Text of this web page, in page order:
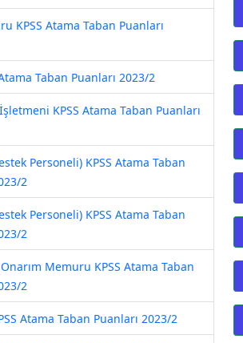
KPSS Atama Taban Puanları
Atama Taban Puanları 2023/2
KPSS Atama Taban Puanları
Personeli) KPSS Atama Taban
2
Personeli) KPSS Atama Taban
2
Memuru KPSS Atama Taban
2
Atama Taban Puanları 2023/2